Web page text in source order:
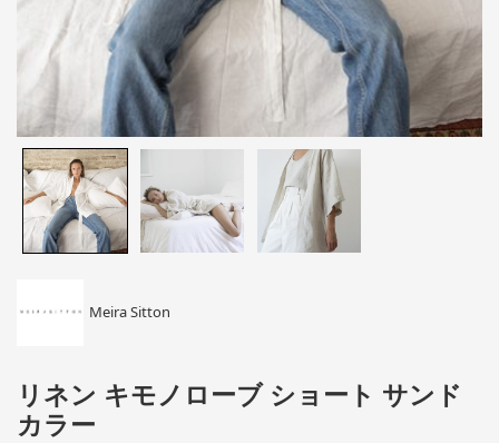
Meira Sitton
リネン キモノローブ ショート サンド
カラー